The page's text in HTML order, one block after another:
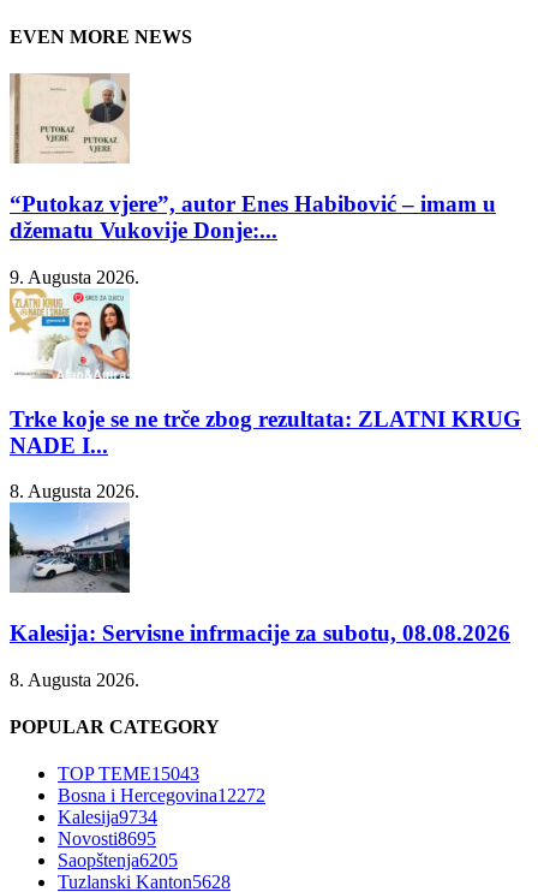
EVEN MORE NEWS
“Putokaz vjere”, autor Enes Habibović – imam u
džematu Vukovije Donje:...
9. Augusta 2026.
Trke koje se ne trče zbog rezultata: ZLATNI KRUG
NADE I...
8. Augusta 2026.
Kalesija: Servisne infrmacije za subotu, 08.08.2026
8. Augusta 2026.
POPULAR CATEGORY
TOP TEME15043
Bosna i Hercegovina12272
Kalesija9734
Novosti8695
Saopštenja6205
Tuzlanski Kanton5628